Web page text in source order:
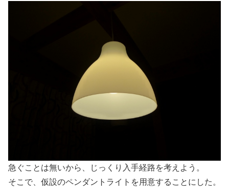
急ぐことは無いから、じっくり入手経路を考えよう。
そこで、仮設のペンダントライトを用意することにした。